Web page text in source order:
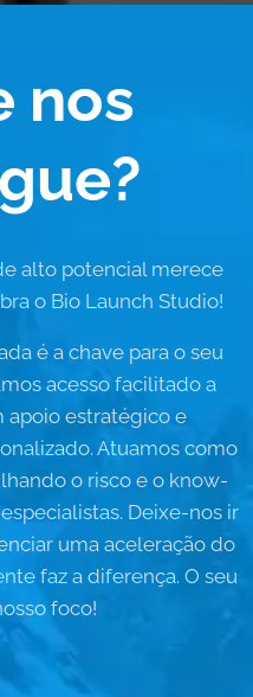
nos
alto potencial merece
o Bio Launch Studio!
é a chave para o seu
acesso facilitado a
apoio estratégico e
Atuamos como
o risco e o know-
Deixe-nos ir
uma aceleração do
faz a diferença. O seu
foco!